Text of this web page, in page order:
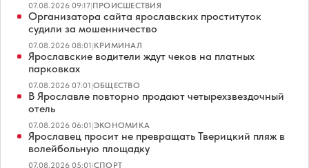
07.08.2026 09:17|ПРОИСШЕСТВИЯ
Организатора сайта ярославских проституток
судили за мошенничество
07.08.2026 08:01|КРИМИНАЛ
Ярославские водители ждут чеков на платных
парковках
07.08.2026 07:01|ОБЩЕСТВО
В Ярославле повторно продают четырехзвездочный
отель
07.08.2026 06:01|ЭКОНОМИКА
Ярославец просит не превращать Тверицкий пляж в
волейбольную площадку
07.08.2026 05:01|СПОРТ